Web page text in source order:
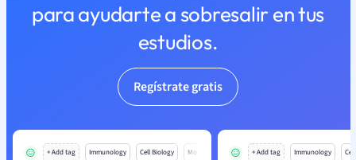
para ayudarte a sobresalir en tus
estudios.
Regístrate gratis
+ Add tag Immunology Cell Biology Mo + Add tag Immunology